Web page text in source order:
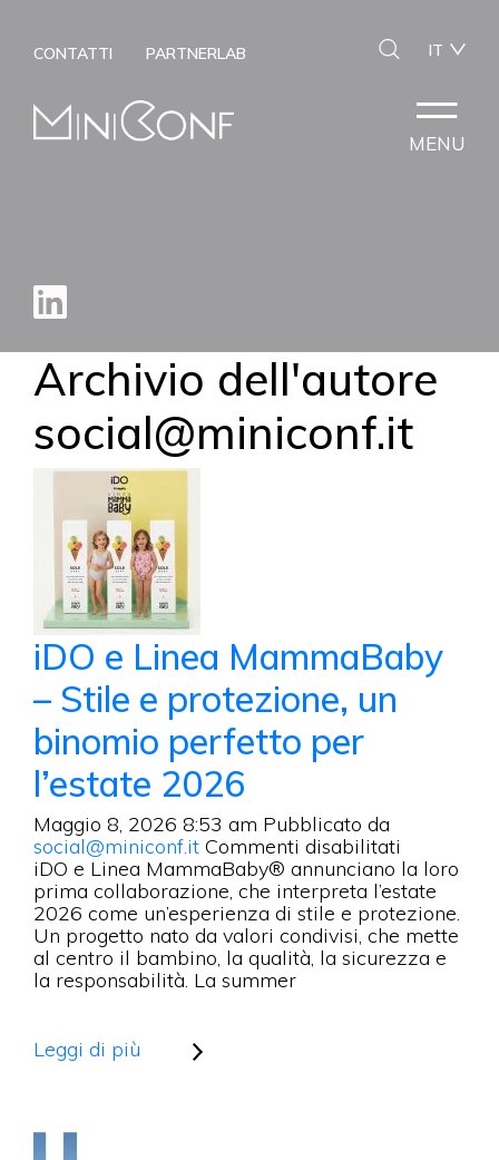
CONTATTI IT
PARTNERLAB
MENU
Archivio dell'autore
social@miniconf.it
iDO e Linea MammaBaby
– Stile e protezione, un
binomio perfetto per
l’estate 2026
Maggio 8, 2026 8:53 am Pubblicato da
social@miniconf.it Commenti disabilitati
iDO
e
Linea
–
iDO e Linea MammaBaby® annunciano la loro
prima collaborazione, che interpreta l’estate
2026 come un’esperienza di stile e protezione.
Un progetto nato da valori condivisi, che mette
al centro il bambino, la qualità, la sicurezza e
la responsabilità. La summer
Leggi di più